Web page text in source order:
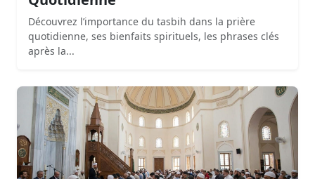
Découvrez l’importance du tasbih dans la prière
quotidienne, ses bienfaits spirituels, les phrases clés
après la...